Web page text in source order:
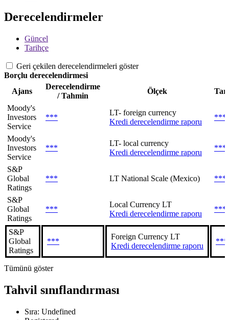
Derecelendirmeler
Güncel
Tarihçe
Geri çekilen derecelendirmeleri göster
Borçlu derecelendirmesi
Ajans
Derecelendirme
/ Tahmin
Ölçek
Moody's
Investors
Service
***
LT- foreign currency
Kredi derecelendirme raporu
***
Moody's
Investors
Service
***
LT- local currency
Kredi derecelendirme raporu
***
S&P
Global
Ratings
*** LT National Scale (Mexico) ***
S&P
Global
Ratings
***
Local Currency LT
Kredi derecelendirme raporu
***
S&P
Global
Ratings
***
Foreign Currency LT
Kredi derecelendirme raporu
***
Tümünü göster
Tahvil sınıflandırması
Sıra: Undefined